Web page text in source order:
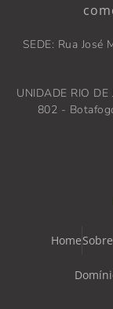
SEDE: Rua
UNIDADE RIO
802 -
HomeSobre